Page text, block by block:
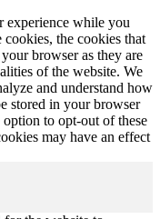
experience while you
the cookies that
browser as they are
of the website. We
and understand how
stored in your browser
to opt-out of these
may have an effect